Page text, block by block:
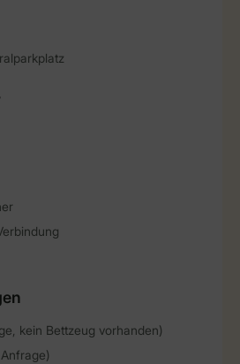
kein Bettzeug vorhanden)